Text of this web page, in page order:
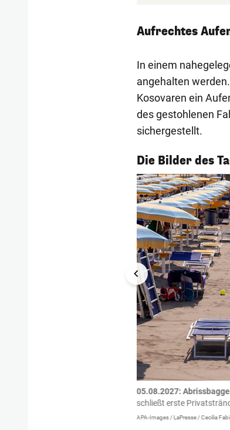
Aufrechtes
In einem
angehalten
Kosovaren ein
des gestohlenen
sichergestellt.
Die Bilder des
1/53
05.08.2027:
schließt erste
APA-Images / LaPresse / Cecilia